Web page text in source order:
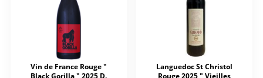
Vin de France Rouge "
Languedoc St Christol